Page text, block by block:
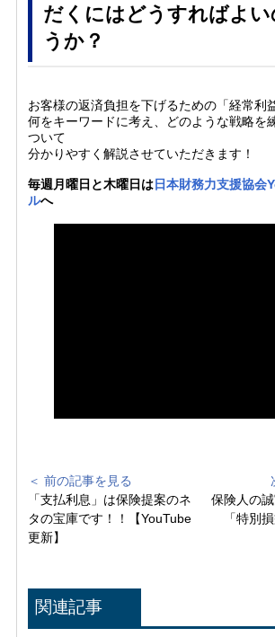
だくにはどうすればよい
うか？
お客様の返済負担を下げるための「経常利
何をキーワードに考え、どのような戦略を
ついて
分かりやすく解説させていただきます！
毎週月曜日と木曜日は日本財務力支援協会
ルへ
＜ 前の記事を見る
「支払利息」は保険提案のネ
タの宝庫です！！【YouTube
更新】
保険人の
「特別
関連記事